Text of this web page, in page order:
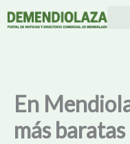
En
más baratas